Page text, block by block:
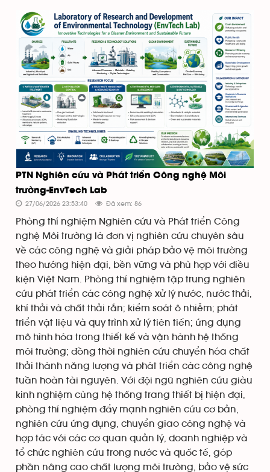
PTN Nghiên cứu và Phát triển Công nghệ Môi
trường-EnvTech Lab
27/06/2026 23:53:40 Đã xem: 86
Phòng thí nghiệm Nghiên cứu và Phát triển Công
nghệ Môi trường là đơn vị nghiên cứu chuyên sâu
về các công nghệ và giải pháp bảo vệ môi trường
theo hướng hiện đại, bền vững và phù hợp với điều
kiện Việt Nam. Phòng thí nghiệm tập trung nghiên
cứu phát triển các công nghệ xử lý nước, nước thải,
khí thải và chất thải rắn; kiểm soát ô nhiễm; phát
triển vật liệu và quy trình xử lý tiên tiến; ứng dụng
mô hình hóa trong thiết kế và vận hành hệ thống
môi trường; đồng thời nghiên cứu chuyển hóa chất
thải thành năng lượng và phát triển các công nghệ
tuần hoàn tài nguyên. Với đội ngũ nghiên cứu giàu
kinh nghiệm cùng hệ thống trang thiết bị hiện đại,
phòng thí nghiệm đẩy mạnh nghiên cứu cơ bản,
nghiên cứu ứng dụng, chuyển giao công nghệ và
hợp tác với các cơ quan quản lý, doanh nghiệp và
tổ chức nghiên cứu trong nước và quốc tế, góp
phần nâng cao chất lượng môi trường, bảo vệ sức